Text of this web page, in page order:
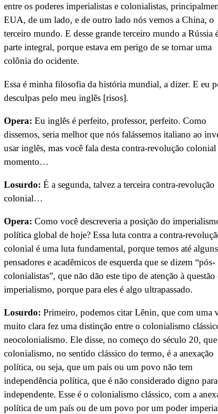
entre os poderes imperialistas e colonialistas,
EUA, de um lado, e de outro lado nós vemos a China, o
terceiro mundo. E desse grande terceiro mundo a Rússia
parte integral, porque estava em perigo de se tornar uma
colônia do ocidente.
Essa é minha filosofia da história mundial, a dizer. E eu
desculpas pelo meu inglês [risos].
Opera: Eu inglês é perfeito, professor, perfeito. Como
dissemos, seria melhor que nós falássemos italiano ao
usar inglês, mas você fala desta contra-revolução
momento…
Losurdo: É a segunda, talvez a terceira contra-revolução
colonial…
Opera: Como você descreveria a posição do
política global de hoje? Essa luta contra a contra-
colonial é uma luta fundamental, porque temos até alguns
pensadores e acadêmicos de esquerda que se dizem “pós-
colonialistas”, que não dão este tipo de atenção à questão
imperialismo, porque para eles é algo ultrapassado.
Losurdo: Primeiro, podemos citar Lênin, que com uma
muito clara fez uma distinção entre o colonialismo
neocolonialismo. Ele disse, no começo do século 20,
colonialismo, no sentido clássico do termo, é a anexação
política, ou seja, que um país ou um povo não tem
independência política, que é não considerado digno
independente. Esse é o colonialismo clássico, com a
política de um país ou de um povo por um poder